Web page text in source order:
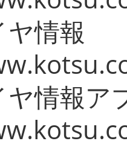
情報
ヤ情報ア